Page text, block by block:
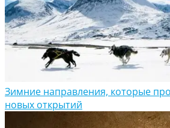
Зимние направления, которые
новых открытий